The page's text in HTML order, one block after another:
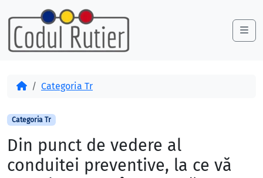
Skip to content
Skip to footer
AcasăCategoria Tr
Categoria Tr
Din punct de vedere al
conduitei preventive, la ce vă